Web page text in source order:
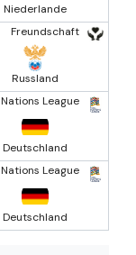
Niederlande
Freundschaft
Russland
Nations League
Deutschland
Nations League
Deutschland